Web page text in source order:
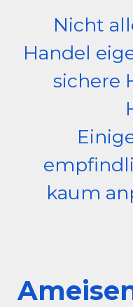
Nicht
Handel
sichere
kaum